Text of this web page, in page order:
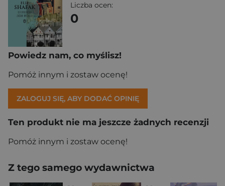
Liczba ocen:
0
Powiedz nam, co myślisz!
Pomóż innym i zostaw ocenę!
ZALOGUJ SIĘ, ABY DODAĆ OPINIĘ
Ten produkt nie ma jeszcze żadnych recenzji
Pomóż innym i zostaw ocenę!
Z tego samego wydawnictwa